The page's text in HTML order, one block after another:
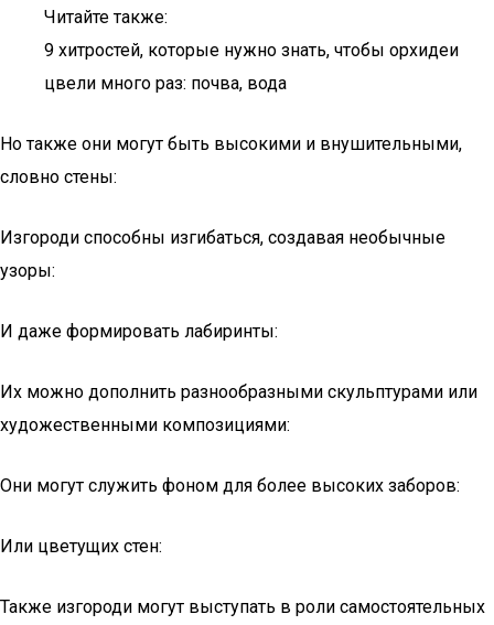
Читайте также:
9 хитростей, которые нужно знать, чтобы орхидеи
цвели много раз: почва, вода
Но также они могут быть высокими и внушительными,
словно стены:
Изгороди способны изгибаться, создавая необычные
узоры:
И даже формировать лабиринты:
Их можно дополнить разнообразными скульптурами или
художественными композициями:
Они могут служить фоном для более высоких заборов:
Или цветущих стен:
Также изгороди могут выступать в роли самостоятельных